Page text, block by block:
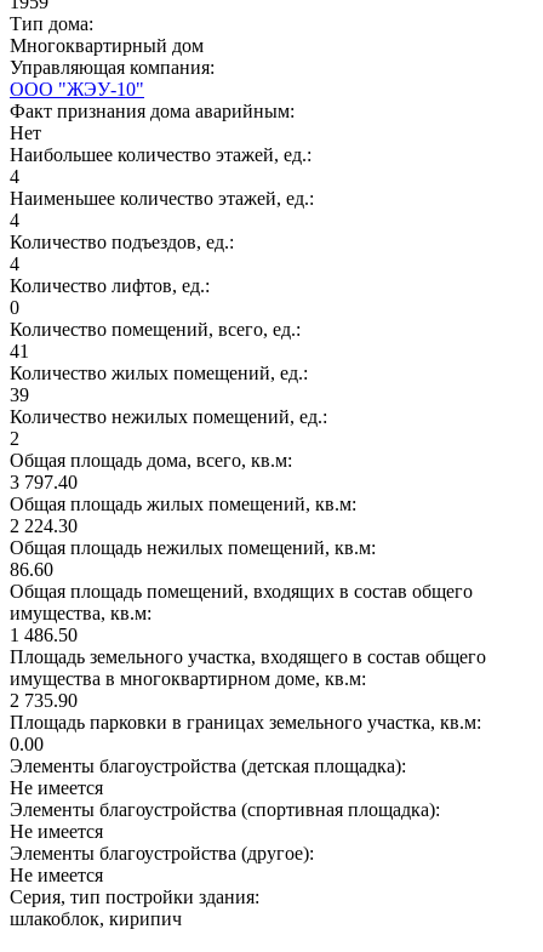
Тип дома:
Многоквартирный дом
Управляющая компания:
ООО "ЖЭУ-10"
Факт признания дома аварийным:
Нет
Наибольшее количество этажей, ед.:
4
Наименьшее количество этажей, ед.:
4
Количество подъездов, ед.:
4
Количество лифтов, ед.:
0
Количество помещений, всего, ед.:
41
Количество жилых помещений, ед.:
39
Количество нежилых помещений, ед.:
2
Общая площадь дома, всего, кв.м:
3 797.40
Общая площадь жилых помещений, кв.м:
2 224.30
Общая площадь нежилых помещений, кв.м:
86.60
Общая площадь помещений, входящих в состав общего
имущества, кв.м:
1 486.50
Площадь земельного участка, входящего в состав общего
имущества в многоквартирном доме, кв.м:
2 735.90
Площадь парковки в границах земельного участка, кв.м:
0.00
Элементы благоустройства (детская площадка):
Не имеется
Элементы благоустройства (спортивная площадка):
Не имеется
Элементы благоустройства (другое):
Не имеется
Серия, тип постройки здания:
шлакоблок, кирипич